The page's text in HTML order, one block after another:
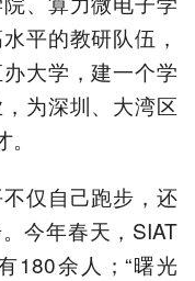
平的教研队伍，
大学，建一个学
为深圳、大湾区
仅自己跑步，还
今年春天，SIAT
180余人；“曙光